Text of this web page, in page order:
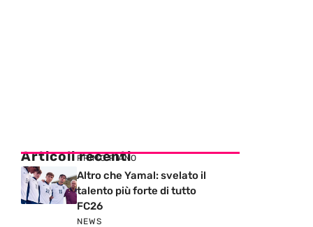
Articoli recenti
PRIMO PIANO
Altro che Yamal: svelato il
talento più forte di tutto
FC26
NEWS